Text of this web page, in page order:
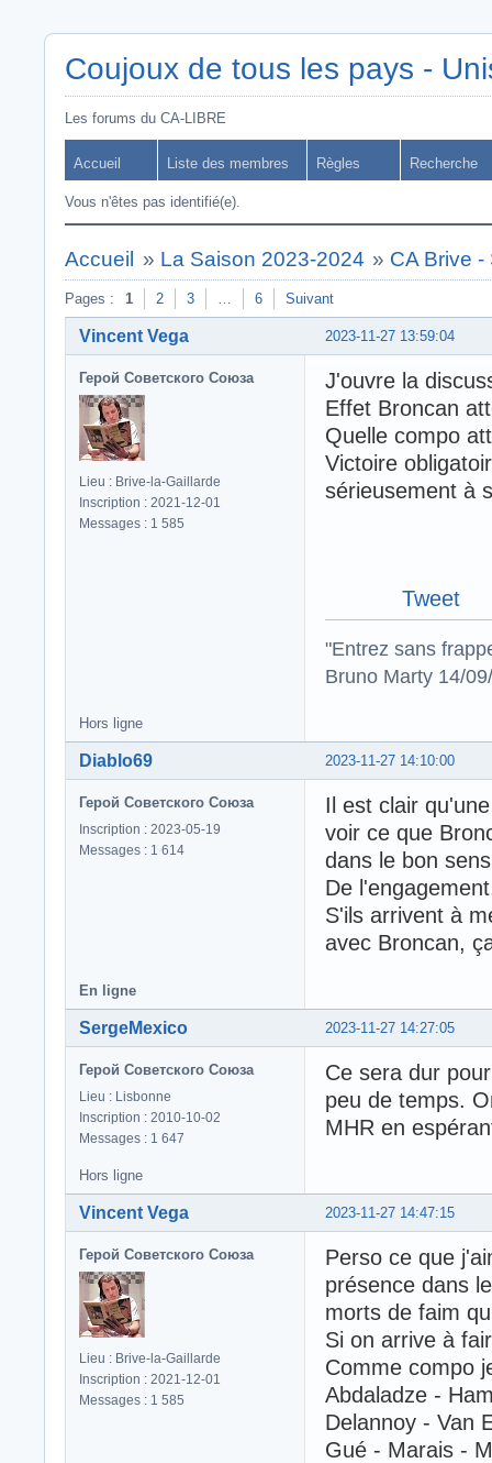
Coujoux de tous les pays -
Les forums du CA-LIBRE
Accueil Liste des membres Règles Recherche
Vous n'êtes pas identifié(e).
Accueil » La Saison 2023-2024 » CA Brive
Pages : 1 2 3 … 6 Suivant
2023-11-27 13:59:04
Vincent Vega
Герой Советского Союза
Lieu : Brive-la-Gaillarde
Inscription : 2021-12-01
Messages : 1 585
J'ouvre la
Effet Broncan
Quelle compo
Victoire
sérieusement à
Tweet
"Entrez sans
Bruno Marty 14/
Hors ligne
2023-11-27 14:10:00
Diablo69
Герой Советского Союза
Inscription : 2023-05-19
Messages : 1 614
Il est clair
voir ce que
dans le bon
De
S'ils arrivent à
avec Broncan,
En ligne
2023-11-27 14:27:05
SergeMexico
Герой Советского Союза
Lieu : Lisbonne
Inscription : 2010-10-02
Messages : 1 647
Ce sera dur
peu de temps.
MHR en
Hors ligne
2023-11-27 14:47:15
Vincent Vega
Герой Советского Союза
Lieu : Brive-la-Gaillarde
Inscription : 2021-12-01
Messages : 1 585
Perso ce que
présence dans
morts de faim
Si on arrive à
Comme compo
Abdaladze -
Delannoy - Van
Gué - Marais -